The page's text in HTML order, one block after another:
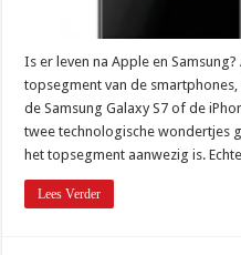
Is er leven na Apple en
topsegment van de
de Samsung Galaxy S7 of de
twee technologische wondertjes
het topsegment aanwezig is.
Lees Verder